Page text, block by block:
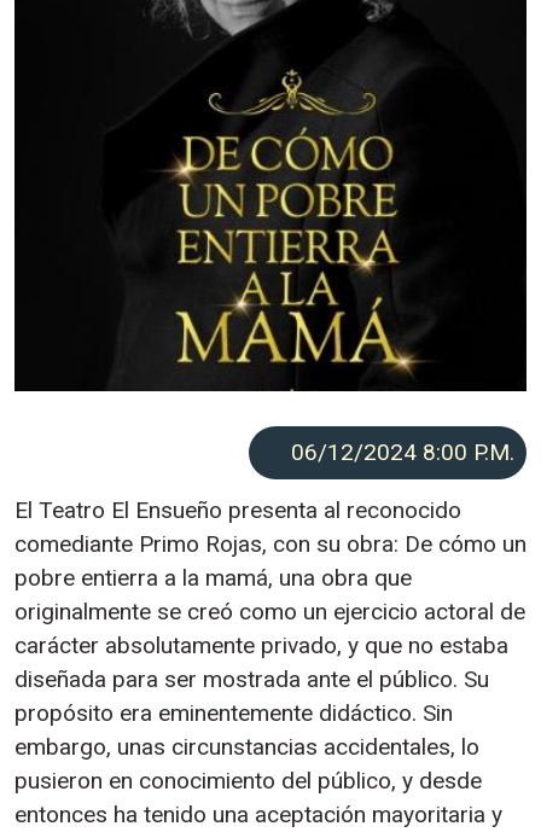
06/12/2024 8:00 P.M.
El Teatro El Ensueño presenta al reconocido
comediante Primo Rojas, con su obra: De cómo un
pobre entierra a la mamá, una obra que
originalmente se creó como un ejercicio actoral de
carácter absolutamente privado, y que no estaba
diseñada para ser mostrada ante el público. Su
propósito era eminentemente didáctico. Sin
embargo, unas circunstancias accidentales, lo
pusieron en conocimiento del público, y desde
entonces ha tenido una aceptación mayoritaria y